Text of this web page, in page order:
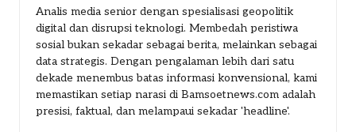
Analis media senior dengan spesialisasi geopolitik
digital dan disrupsi teknologi. Membedah peristiwa
sosial bukan sekadar sebagai berita, melainkan sebagai
data strategis. Dengan pengalaman lebih dari satu
dekade menembus batas informasi konvensional, kami
memastikan setiap narasi di Bamsoetnews.com adalah
presisi, faktual, dan melampaui sekadar 'headline'.